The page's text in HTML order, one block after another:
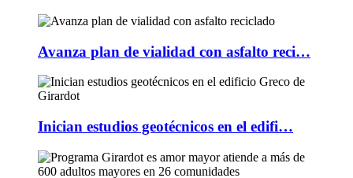
Avanza plan de vialidad con asfalto reci…
Inician estudios geotécnicos en el edifi…